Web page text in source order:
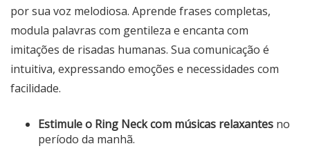
por sua voz melodiosa. Aprende frases completas,
modula palavras com gentileza e encanta com
imitações de risadas humanas. Sua comunicação é
intuitiva, expressando emoções e necessidades com
facilidade.
Estimule o Ring Neck com músicas relaxantes no
período da manhã.